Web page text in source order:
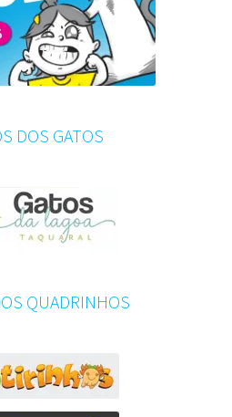
DOS GATOS
QUADRINHOS